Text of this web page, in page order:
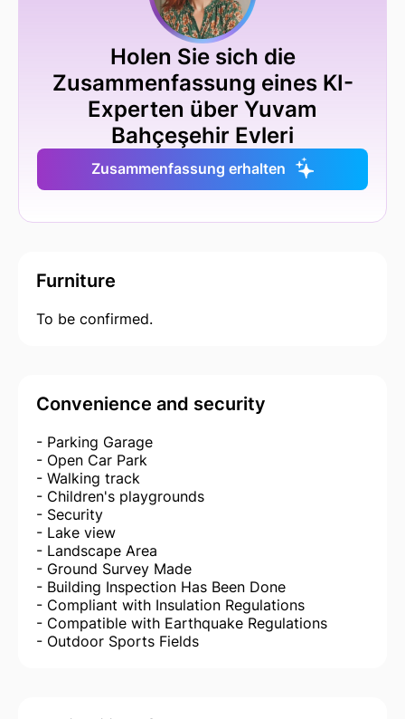
Holen Sie sich die
Zusammenfassung eines KI-
Experten über Yuvam
Bahçeşehir Evleri
Zusammenfassung erhalten
Furniture
To be confirmed.
Convenience and security
- Parking Garage
- Open Car Park
- Walking track
- Children's playgrounds
- Security
- Lake view
- Landscape Area
- Ground Survey Made
- Building Inspection Has Been Done
- Compliant with Insulation Regulations
- Compatible with Earthquake Regulations
- Outdoor Sports Fields